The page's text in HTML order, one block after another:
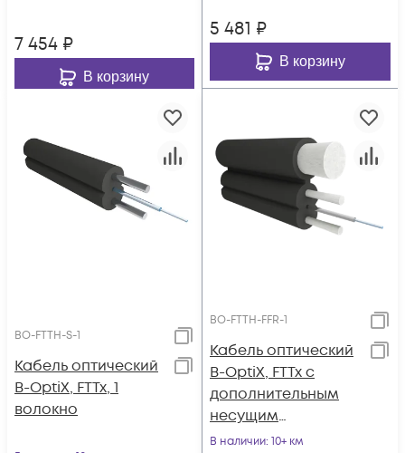
7 454 ₽
В корзину
5 481 ₽
В корзину
BO-FTTH-S-1
Кабель оптический
B-OptiX, FTTx, 1
волокно
BO-FTTH-FFR-1
Кабель оптический
B-OptiX, FTTx с
дополнительным
несущим
элементом (FRP 1.8
В наличии: 10+ км